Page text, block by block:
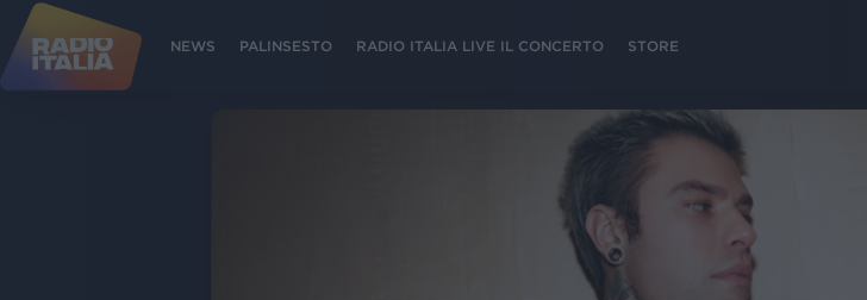
NEWS PALINSESTO RADIO ITALIA LIVE IL CONCERTO STORE